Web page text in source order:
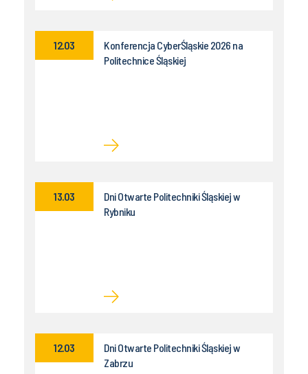
Konferencja CyberŚląskie 2026 na
Politechnice Śląskiej
12.03
Dni Otwarte Politechniki Śląskiej w
Rybniku
13.03
Dni Otwarte Politechniki Śląskiej w
Zabrzu
12.03